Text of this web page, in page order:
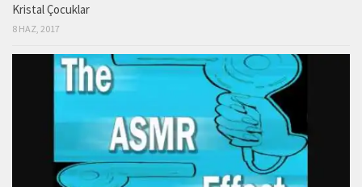
Kristal Çocuklar
8 HAZ, 2017